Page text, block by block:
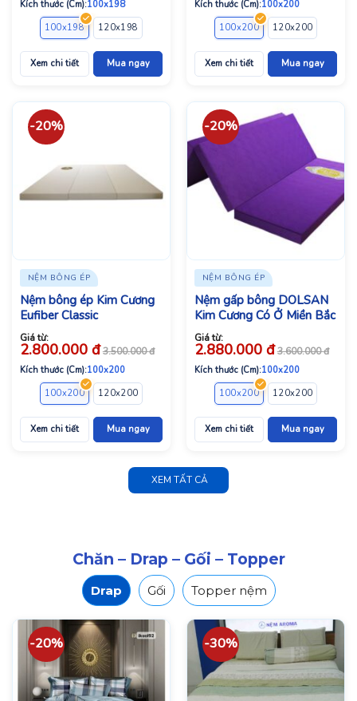
Kích thước (Cm):100x198
100x198
120x198 160x198 160x200
Xem chi tiết Mua ngay
Kích thước (Cm):100x200
100x200
120x200
Xem chi tiết Mua ngay
-20%
NỆM BÔNG ÉP
Nệm bông ép Kim Cương
Eufiber Classic
Giá từ:
2.800.000 đ 3.500.000đ
Kích thước (Cm):100x200
100x200
120x200 160x200 180x200
Xem chi tiết Mua ngay
-20%
NỆM BÔNG ÉP
Nệm gấp bông DOLSAN
Kim Cương Có Ở Miền Bắc
Giá từ:
2.880.000 đ 3.600.000đ
Kích thước (Cm):100x200
100x200
120x200
Xem chi tiết Mua ngay
XEM TẤT CẢ
Chăn – Drap – Gối – Topper
Drap Gối Topper nệm
-20% -30%